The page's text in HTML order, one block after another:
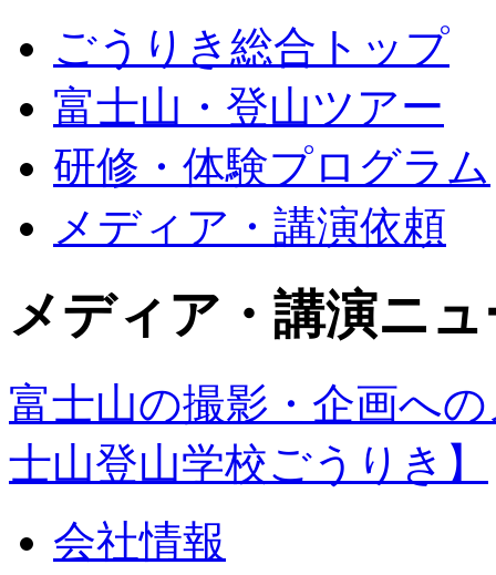
ごうりき総合トップ
富士山・登山ツアー
研修・体験プログラム
メディア・講演依頼
メディア・講演ニ
富士山の撮影・企画へ
士山登山学校ごうりき】
会社情報